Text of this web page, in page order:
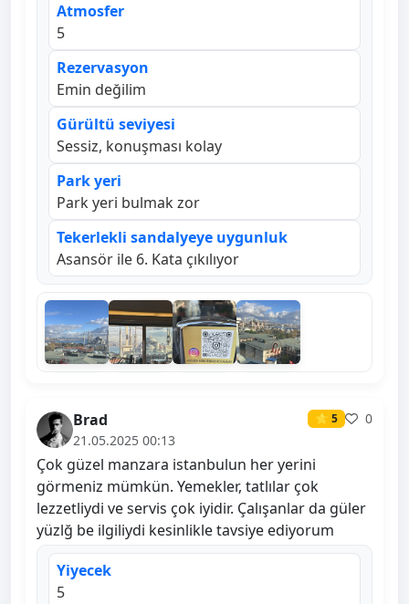
Atmosfer
5
Rezervasyon
Emin değilim
Gürültü seviyesi
Sessiz, konuşması kolay
Park yeri
Park yeri bulmak zor
Tekerlekli sandalyeye uygunluk
Asansör ile 6. Kata çıkılıyor
Brad ⭐ 5
0
21.05.2025 00:13
Çok güzel manzara istanbulun her yerini
görmeniz mümkün. Yemekler, tatlılar çok
lezzetliydi ve servis çok iyidir. Çalışanlar da güler
yüzlğ be ilgiliydi kesinlikle tavsiye ediyorum
Yiyecek
5